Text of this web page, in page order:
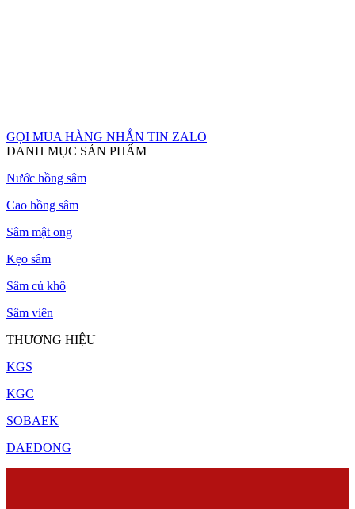
GỌI MUA HÀNG NHẮN TIN ZALO
DANH MỤC SẢN PHẨM
Nước hồng sâm
Cao hồng sâm
Sâm mật ong
Kẹo sâm
Sâm củ khô
Sâm viên
THƯƠNG HIỆU
KGS
KGC
SOBAEK
DAEDONG